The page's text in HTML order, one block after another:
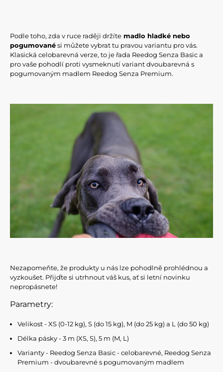
Podle toho, zda v ruce raději držíte madlo hladké nebo
pogumovanési můžete vybrat tu pravou variantu pro vás.
Klasická celobarevná verze, to je řada Reedog Senza Basic a
pro vaše pohodlí proti vysmeknutí variant dvoubarevná s
pogumovaným madlem Reedog Senza Premium.
Nezapomeňte, že produkty u nás lze pohodlně prohlédnou a
vyzkoušet. Přijďte si utrhnout váš kus, ať si letní novinku
nepropásnete!
Parametry:
Velikost - XS (0-12 kg), S (do 15 kg), M (do 25 kg) a L (do 50 kg)
Délka pásky - 3 m (XS, S), 5 m (M, L)
Varianty - Reedog Senza Basic - celobarevné, Reedog Senza
Premium - dvoubarevné s pogumovaným madlem